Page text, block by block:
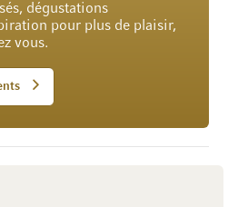
dégustations
pour plus de plaisir,
vous.